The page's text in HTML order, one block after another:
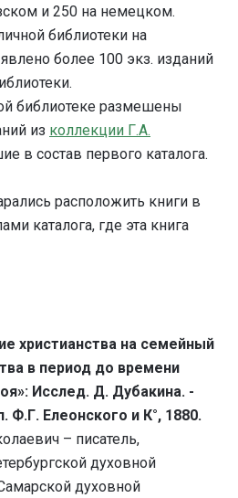
и 250 на немецком.
библиотеки на
более 100 экз. изданий
библиотеке размешены
из коллекции Г.А.
в состав первого каталога.
расположить книги в
каталога, где эта книга
христианства на семейный
в период до времени
Исслед. Д. Дубакина. -
Ф.Г. Елеонского и К°, 1880.
– писатель,
духовной
духовной